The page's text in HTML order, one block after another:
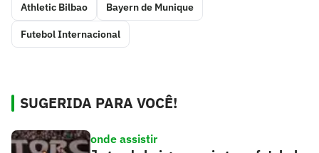
Athletic Bilbao Bayern de Munique
Futebol Internacional
SUGERIDA PARA VOCÊ!
onde assistir